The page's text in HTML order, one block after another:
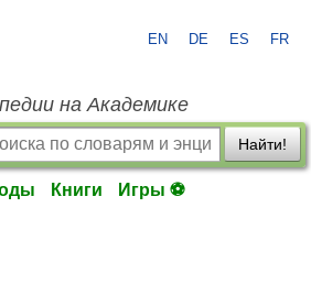
EN DE ES FR
на Академике
Найти!
Книги Игры ⚽